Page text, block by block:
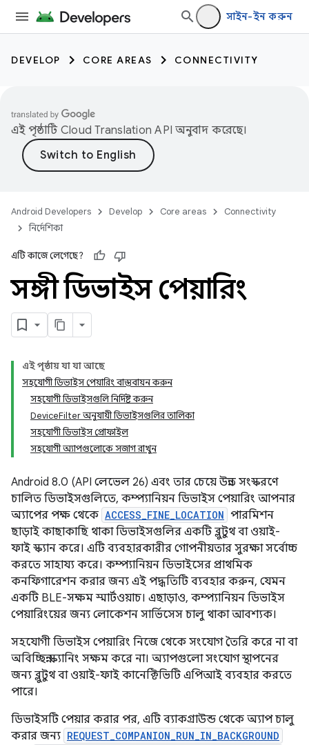
সাইন-ইন করুন
DEVELOP CORE AREAS CONNECTIVITY
এই পৃষ্ঠাটি Cloud Translation API অনুবাদ করেছে।
Android Developers Develop Core areas
Connectivity
নির্দেশিকা
এটি কাজে লেগেছে?
সঙ্গী ডিভাইস পেয়ারিং
এই পৃষ্ঠায় যা যা আছে
সহযোগী ডিভাইস পেয়ারিং বাস্তবায়ন করুন
সহযোগী ডিভাইসগুলি নির্দিষ্ট করুন
DeviceFilter অনুযায়ী ডিভাইসগুলির তালিকা
সহযোগী ডিভাইস প্রোফাইল
সহযোগী অ্যাপগুলোকে সজাগ রাখুন
Android 8.0 (API লেভেল 26) এবং তার চেয়ে উন্নত সংস্করণে
চালিত ডিভাইসগুলিতে, কম্প্যানিয়ন ডিভাইস পেয়ারিং আপনার
অ্যাপের পক্ষ থেকে ACCESS_FINE_LOCATION পারমিশন
ছাড়াই কাছাকাছি থাকা ডিভাইসগুলির একটি ব্লুটুথ বা ওয়াই-
ফাই স্ক্যান করে। এটি ব্যবহারকারীর গোপনীয়তার সুরক্ষা সর্বোচ্চ
করতে সাহায্য করে। কম্প্যানিয়ন ডিভাইসের প্রাথমিক
কনফিগারেশন করার জন্য এই পদ্ধতিটি ব্যবহার করুন, যেমন
একটি BLE-সক্ষম স্মার্টওয়াচ। এছাড়াও, কম্প্যানিয়ন ডিভাইস
পেয়ারিংয়ের জন্য লোকেশন সার্ভিসেস চালু থাকা আবশ্যক।
সহযোগী ডিভাইস পেয়ারিং নিজে থেকে সংযোগ তৈরি করে না বা
অবিচ্ছিন্ন স্ক্যানিং সক্ষম করে না। অ্যাপগুলো সংযোগ স্থাপনের
জন্য ব্লুটুথ বা ওয়াই-ফাই কানেক্টিভিটি এপিআই ব্যবহার করতে
পারে।
ডিভাইসটি পেয়ার করার পর, এটি ব্যাকগ্রাউন্ড থেকে অ্যাপ চালু
করার জন্য REQUEST_COMPANION_RUN_IN_BACKGROUND